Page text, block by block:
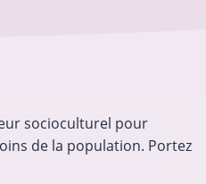
socioculturel pour
de la population. Portez
en matière d’emploi